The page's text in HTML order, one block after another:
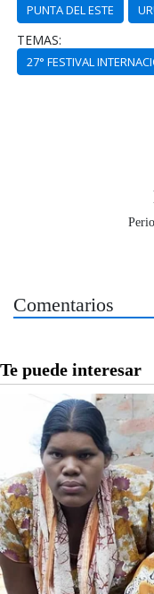
PUNTA DEL ESTE
TEMAS:
27° FESTIVAL
Comentarios